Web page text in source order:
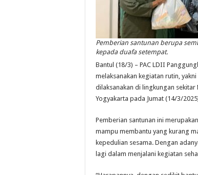
Pemberian santunan berupa
kepada duafa setempat.
Bantul (18/3) – PAC LDII
melaksanakan kegiatan rutin,
dilaksanakan di lingkungan
Yogyakarta pada Jumat (14/3/
Pemberian santunan ini
mampu membantu yang kurang
kepedulian sesama. Dengan
lagi dalam menjalani kegiatan